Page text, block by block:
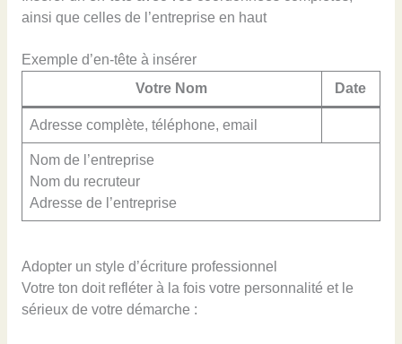
ainsi que celles de l’entreprise en haut
Exemple d’en-tête à insérer
Votre Nom
Date
Adresse complète, téléphone, email
Nom de l’entreprise
Nom du recruteur
Adresse de l’entreprise
Adopter un style d’écriture professionnel
Votre ton doit refléter à la fois votre personnalité et le
sérieux de votre démarche :